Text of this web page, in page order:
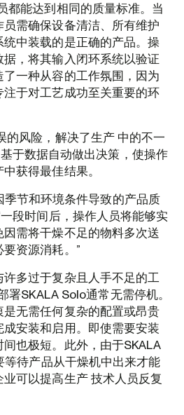
都能达到相同的质量标准。当
需确保设备清洁、所有维护
中装载的是正确的产品。操
，将其输入闭环系统以验证
一种从容的工作氛围，因为
于对工艺成功至关重要的环
的风险，解决了生产 中的不一
于数据自动做出决策，使操作
获得最佳结果。
季节和环境条件导致的产品质
段时间后，操作人员将能够实
需将干燥不足的物料多次送
资源消耗。”
多过于复杂且人手不足的工
SKALA Solo通常无需停机。
无需任何复杂的配置或昂贵
安装和启用。即使需要安装
也极短。此外，由于SKALA
待产品从干燥机中出来才能
可以提高生产 技术人员反复